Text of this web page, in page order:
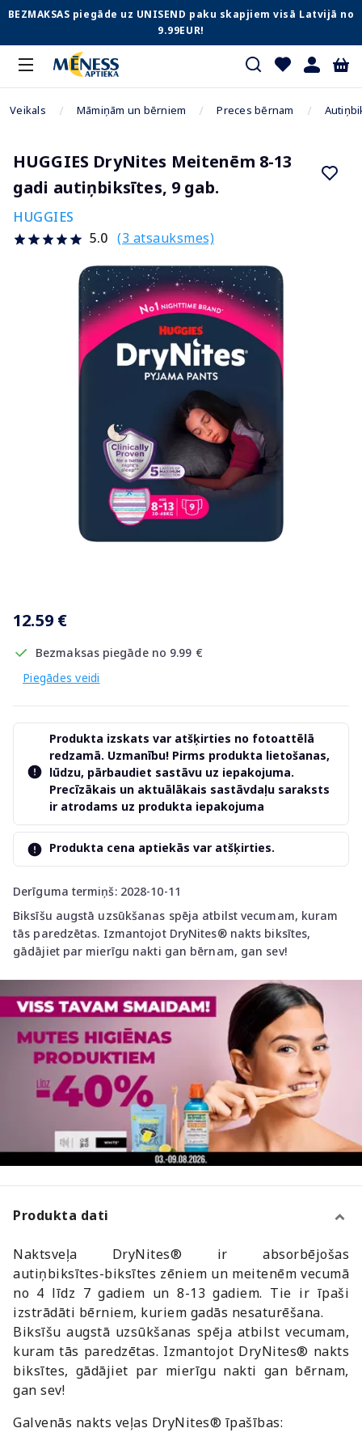
BEZMAKSAS piegāde uz UNISEND paku skapjiem visā Latvijā no
9.99EUR!
Veikals Māmiņām un bērniem Preces bērnam
HUGGIES DryNites Meitenēm 8-13
gadi autiņbiksītes, 9 gab.
HUGGIES
5.0 (3 atsauksmes)
12.59 €
Bezmaksas piegāde no 9.99 €
Piegādes veidi
Derīguma termiņš: 2028-10-11
Biksīšu augstā uzsūkšanas spēja atbilst vecumam, kuram
tās paredzētas. Izmantojot DryNites® nakts biksītes,
gādājiet par mierīgu nakti gan bērnam, gan sev!
Produkta izskats var atšķirties no fotoattēlā
redzamā. Uzmanību! Pirms produkta lietošanas,
lūdzu, pārbaudiet sastāvu uz iepakojuma.
Precīzākais un aktuālākais sastāvdaļu saraksts
ir atrodams uz produkta iepakojuma
Produkta cena aptiekās var atšķirties.
Produkta dati
Naktsveļa DryNites® ir absorbējošas
autiņbiksītes-biksītes zēniem un meitenēm vecumā
no 4 līdz 7 gadiem un 8-13 gadiem. Tie ir īpaši
izstrādāti bērniem, kuriem gadās nesaturēšana.
Biksīšu augstā uzsūkšanas spēja atbilst vecumam,
kuram tās paredzētas. Izmantojot DryNites® nakts
biksītes, gādājiet par mierīgu nakti gan bērnam,
gan sev!
Galvenās nakts veļas DryNites® īpašības: